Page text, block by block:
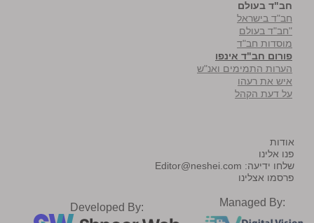
חב"ד בעולם
חב"ד בישראל
"חב"ד בעולם
מוסדות חב"ד
פורום חב"ד אינפו
הערות התמימים ואנ"ש
איש את רעהו
על דעת הקהל
אודות
פנו אלינו
שלחו ידיעה: Editor@neshei.com
פרסמו אצלינו
Developed By: Managed By: